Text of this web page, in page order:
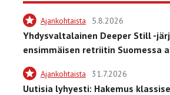
Ajankohtaista 5.8.2026
Yhdysvaltalainen Deeper Still -
ensimmäisen retriitin Suomessa
Ajankohtaista 31.7.2026
Uutisia lyhyesti: Hakemus